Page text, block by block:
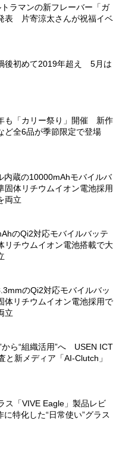
ラマンの新フレーバー「ガ
表 片寄涼太さんが祝福イベ
後初めて2019年超え 5月は
も「カリー祭り」開催 新作
ど全6品が季節限定で登場
内蔵の10000mAhモバイルバ
体リチウムイオン電池採用
両立
のQi2対応モバイルバッテ
チウムイオン電池搭載で大
のQi2対応モバイルバッ
リチウムイオン電池採用で
立
から“組織活用”へ USEN ICT
と新メディア「AI-Clutch」
ス「VIVE Eagle」製品レビ
特化した“日常使い”グラス